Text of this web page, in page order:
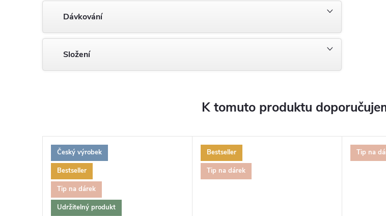
Dávkování
Složení
K tomuto produktu
Český výrobek
Bestseller
Tip na dárek
Udržitelný produkt
Bestseller
Tip na dárek
Tip na